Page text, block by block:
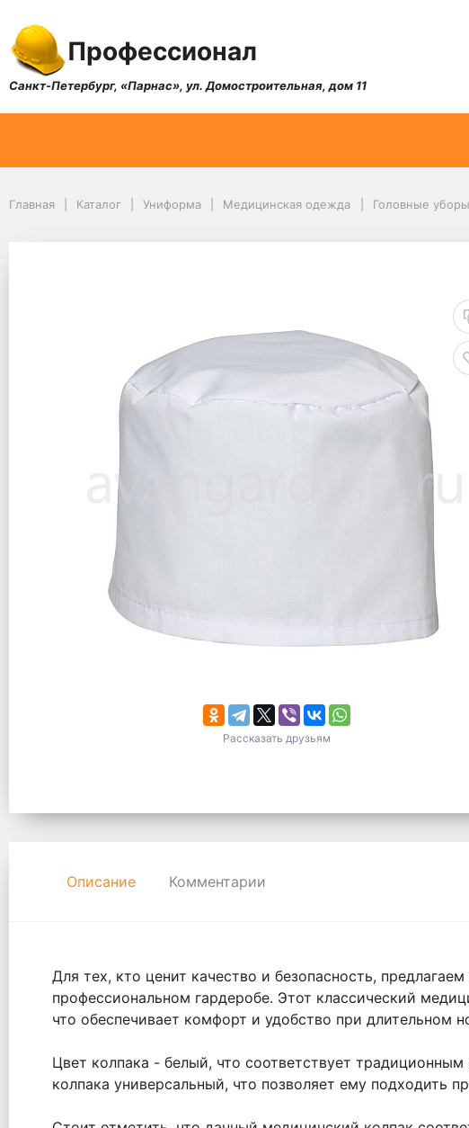
Профессионал
Санкт-Петербург, «Парнас», ул. Домостроительная, дом 11
Главная Каталог Униформа Медицинская одежда Головные уборы
Рассказать друзьям
Описание Комментарии
Для тех, кто ценит качество и безопасность,
профессиональном гардеробе. Этот классический
что обеспечивает комфорт и удобство при длительном
Цвет колпака - белый, что соответствует
колпака универсальный, что позволяет ему подходить